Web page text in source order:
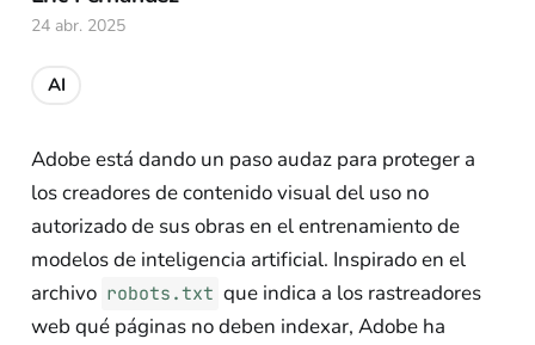
Adobe está dando un paso audaz para proteger a
los creadores de contenido visual del uso no
autorizado de sus obras en el entrenamiento de
modelos de inteligencia artificial. Inspirado en el
archivo robots.txt que indica a los rastreadores
web qué páginas no deben indexar, Adobe ha
24 abr. 2025
AI